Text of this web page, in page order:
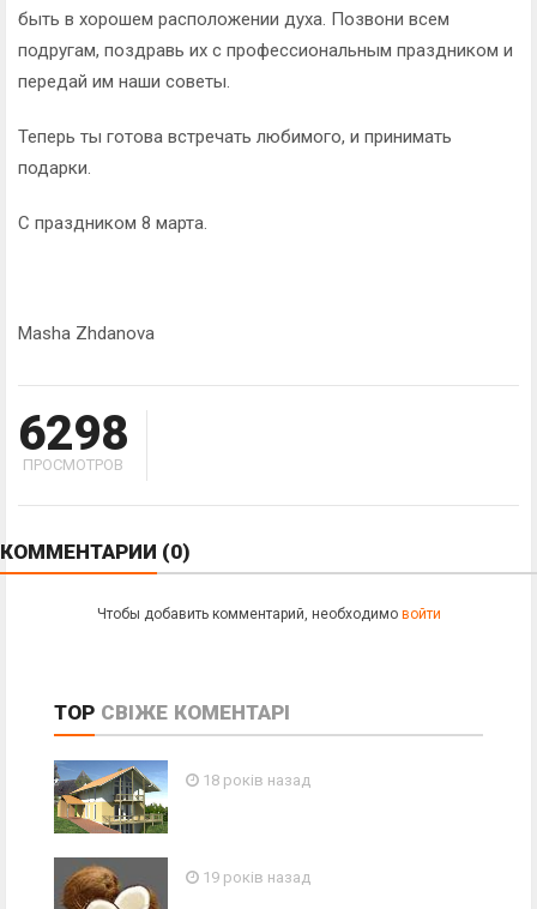
быть в хорошем расположении духа. Позвони всем
подругам, поздравь их с профессиональным праздником и
передай им наши советы.
Теперь ты готова встречать любимого, и принимать
подарки.
С праздником 8 марта.
Masha Zhdanova
6298
ПРОСМОТРОВ
КОММЕНТАРИИ (0)
Чтобы добавить комментарий, необходимо войти
TOP СВІЖЕ КОМЕНТАРІ
18 років назад
19 років назад